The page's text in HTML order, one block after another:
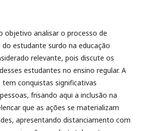
objetivo analisar o processo de
estudante surdo na educação
relevante, pois discute os
estudantes no ensino regular. A
tem conquistas significativas
frisando aqui a inclusão na
que as ações se materializam
apresentando distanciamento com